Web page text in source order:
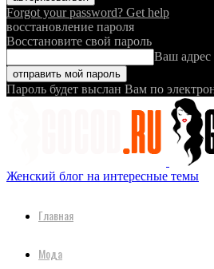
Forgot your password? Get help
восстановление пароля
Восстановите свой пароль
Ваш адрес
Пароль будет выслан Вам по
Женский блог на интересные темы
Главная
Мода